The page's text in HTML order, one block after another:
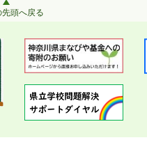
頭へ戻る